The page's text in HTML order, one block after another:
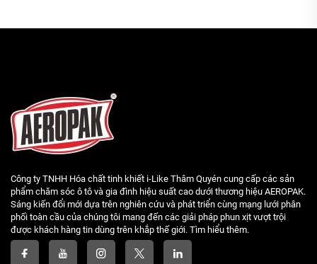
Công ty TNHH Hóa chất tinh khiết i-Like Thâm Quyén cung cấp các sản
phẩm chăm sóc ô tô và gia đình hiệu suất cao dưới thương hiệu AEROPAK.
Sáng kiến đổi mới dựa trên nghiên cứu và phát triển cùng mạng lưới phân
phối toàn cầu của chúng tôi mang đến các giải pháp phun xịt vượt trội
được khách hàng tin dùng trên khắp thế giới. Tìm hiểu thêm.